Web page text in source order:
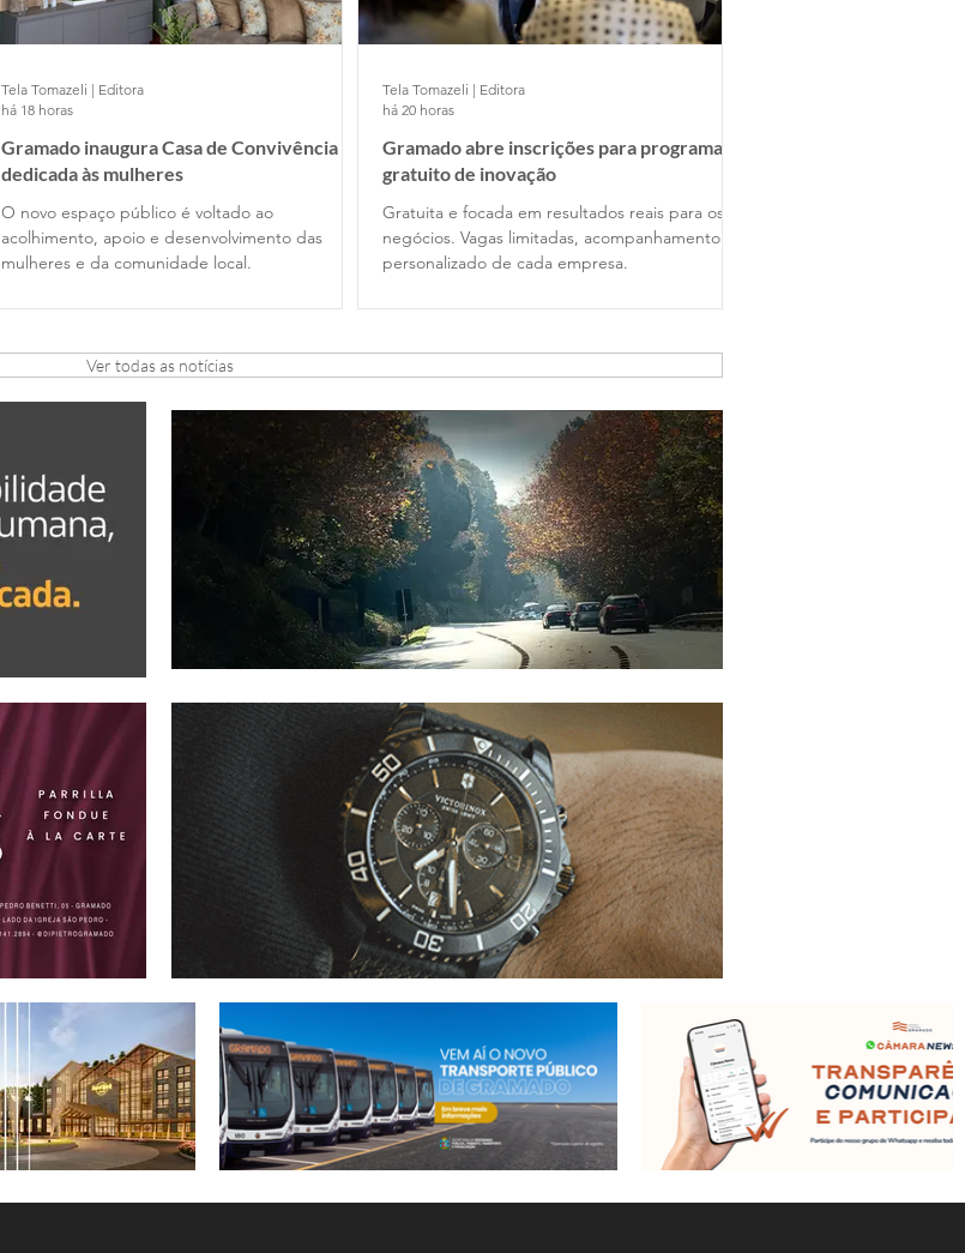
Gramado inaugura Casa de Convivência
dedicada às mulheres
O novo espaço público é voltado ao
acolhimento, apoio e desenvolvimento das
mulheres e da comunidade local.
Tela Tomazeli | Editora
há 18 horas
Gramado abre inscrições para programa
gratuito de inovação
Gratuita e focada em resultados reais para os
negócios. Vagas limitadas, acompanhamento
personalizado de cada empresa.
Tela Tomazeli | Editora
há 20 horas
Ver todas as notícias